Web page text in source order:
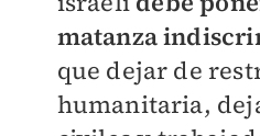
matanza
que dejar de
humanitaria,